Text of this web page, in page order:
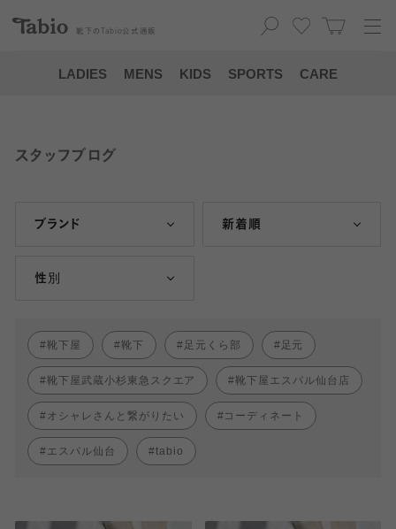
靴下の Tabio 公式通販
LADIES MENS KIDS SPORTS CARE
スタッフブログ
ブランド 新着順
性別
靴下屋 靴下 足元くら部 足元
靴下屋武蔵小杉東急スクエア 靴下屋エスパル仙台店
オシャレさんと繋がりたい コーディネート
エスパル仙台 tabio